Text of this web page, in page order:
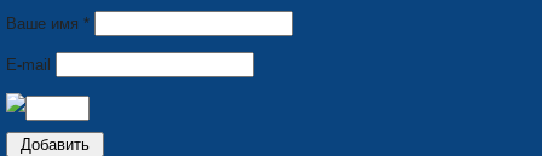
Ваше имя *
E-mail